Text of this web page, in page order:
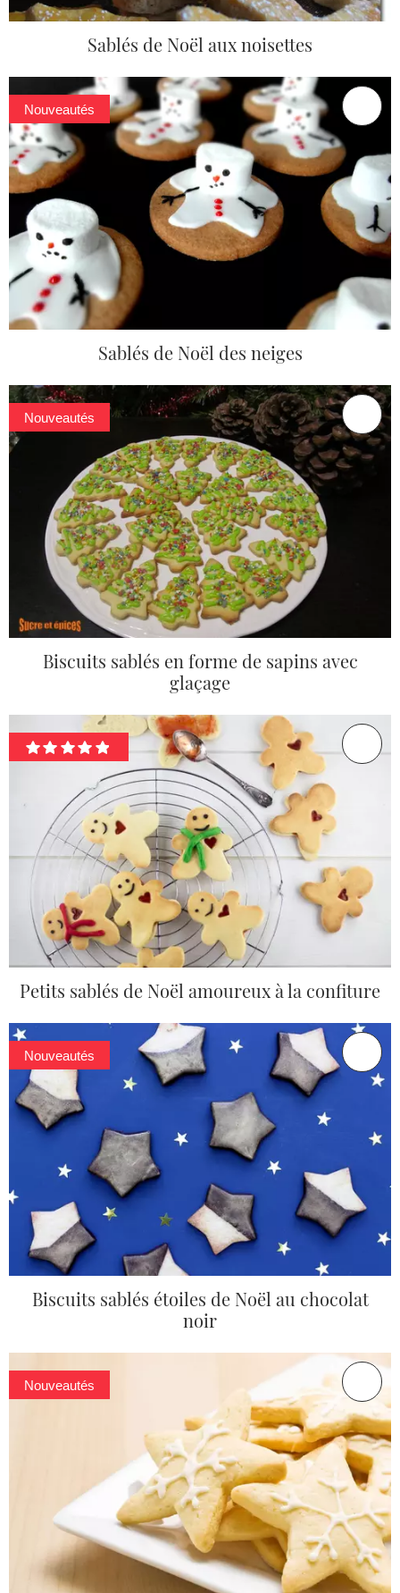
Sablés de Noël aux noisettes
Nouveautés
Sablés de Noël des neiges
Nouveautés
Biscuits sablés en forme de sapins avec
glaçage
Petits sablés de Noël amoureux à la confiture
Nouveautés
Biscuits sablés étoiles de Noël au chocolat
noir
Nouveautés